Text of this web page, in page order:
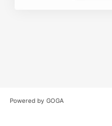
Powered by GOGA